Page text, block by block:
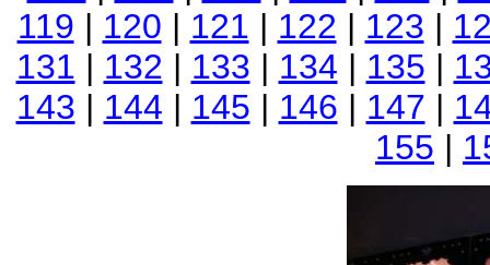
119 | 120 | 121 | 122 | 123 |
131 | 132 | 133 | 134 | 135 |
143 | 144 | 145 | 146 | 147 |
155 |